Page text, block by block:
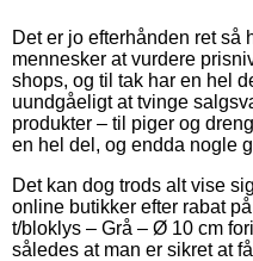
Det er jo efterhånden ret
mennesker at vurdere
shops, og til tak har en hel
uundgåeligt at tvinge
produkter – til piger og
en hel del, og endda nogle
Det kan dog trods alt vise
online butikker efter rabat
t/bloklys – Grå – Ø 10 cm
således at man er sikret at